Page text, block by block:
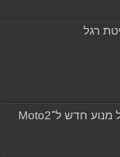
רגל
טריומף מכריזה על מנוע חדש ל־Moto2